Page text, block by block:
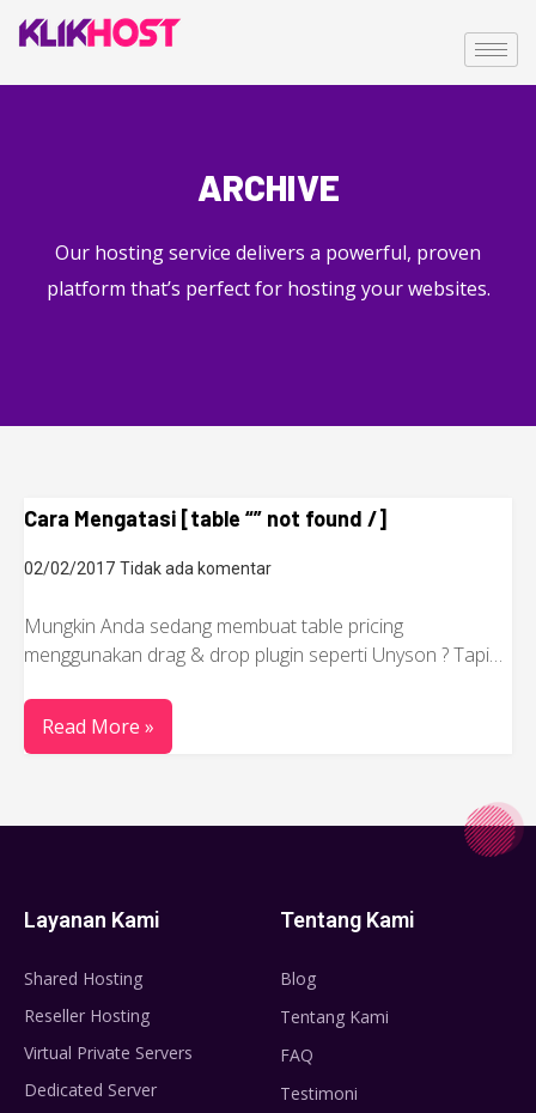
ARCHIVE
Our hosting service delivers a powerful, proven
platform that’s perfect for hosting your websites.
Cara Mengatasi [table “” not found /]
02/02/2017 Tidak ada komentar
Mungkin Anda sedang membuat table pricing
menggunakan drag & drop plugin seperti Unyson ? Tapi…
Read More »
Layanan Kami
Shared Hosting
Reseller Hosting
Virtual Private Servers
Dedicated Server
Tentang Kami
Blog
Tentang Kami
FAQ
Testimoni